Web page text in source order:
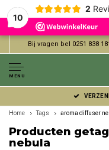
10
2
Bij vragen bel 0251 838
MENU
Home Tags aroma diffuser
Producten
nebula